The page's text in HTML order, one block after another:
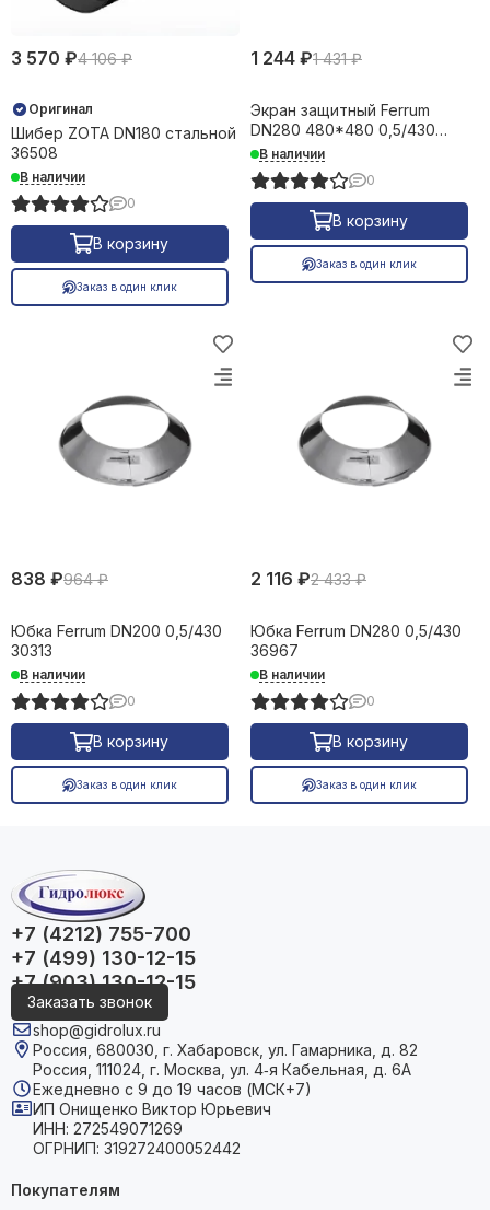
3 570 ₽4 106 ₽
Оригинал
Шибер ZOTA DN180 стальной
36508
В наличии
0
В корзину
Заказ в один клик
1 244 ₽1 431 ₽
Экран защитный Ferrum
DN280 480*480 0,5/430
35918
В наличии
0
В корзину
Заказ в один клик
838 ₽964 ₽
Юбка Ferrum DN200 0,5/430
30313
В наличии
0
В корзину
Заказ в один клик
2 116 ₽2 433 ₽
Юбка Ferrum DN280 0,5/430
36967
В наличии
0
В корзину
Заказ в один клик
+7 (4212) 755-700
+7 (499) 130-12-15
+7 (903) 130-12-15
Заказать звонок
shop@gidrolux.ru
Россия, 680030, г. Хабаровск, ул. Гамарника, д. 82
Россия, 111024, г. Москва, ул. 4‑я Кабельная, д. 6А
Ежедневно с 9 до 19 часов (МСК+7)
ИП Онищенко Виктор Юрьевич
ИНН: 272549071269
ОГРНИП: 319272400052442
Покупателям